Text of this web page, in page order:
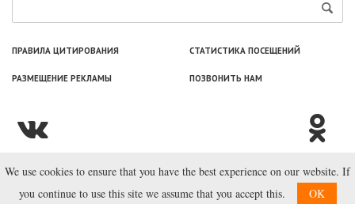
ПРАВИЛА ЦИТИРОВАНИЯ СТАТИСТИКА ПОСЕЩЕНИЙ
РАЗМЕЩЕНИЕ РЕКЛАМЫ ПОЗВОНИТЬ НАМ
© ООО «Лаборатория Новоcтей», 2003—2026.
We use cookies to ensure that you have the best experience on our website. If
you continue to use this site we assume that you accept this.
OK